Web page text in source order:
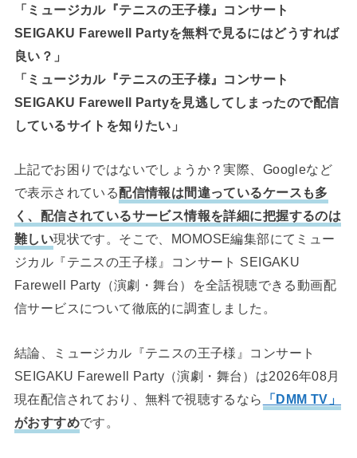
「ミュージカル『テニスの王子様』コンサート
SEIGAKU Farewell Partyを無料で見るにはどうすれば
良い？」
「ミュージカル『テニスの王子様』コンサート
SEIGAKU Farewell Partyを見逃してしまったので配信
しているサイトを知りたい」
上記でお困りではないでしょうか？実際、Googleなど
で表示されている配信情報は間違っているケースも多
く、配信されているサービス情報を詳細に把握するのは
難しい現状です。そこで、MOMOSE編集部にてミュー
ジカル『テニスの王子様』コンサート SEIGAKU
Farewell Party（演劇・舞台）を全話視聴できる動画配
信サービスについて徹底的に調査しました。
結論、ミュージカル『テニスの王子様』コンサート
SEIGAKU Farewell Party（演劇・舞台）は2026年08月
現在配信されており、無料で視聴するなら
「DMM TV」
がおすすめです。